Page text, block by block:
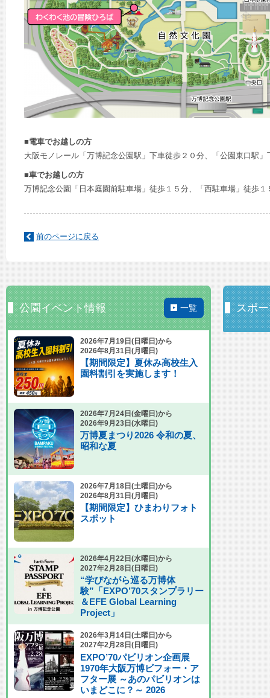
■電車でお越しの方
大阪モノレール「万博記念公園駅」下車徒歩２０分、「公園東口駅」
■車でお越しの方
万博記念公園「日本庭園前駐車場」徒歩１５分、「西駐車場」徒歩
前のページに戻る
公園イベント情報 一覧
2026年7月19日(日曜日)から
2026年8月31日(月曜日)
【期間限定】夏休み高校生入
園料割引を実施します！
2026年7月24日(金曜日)から
2026年9月23日(水曜日)
万博夏まつり2026 令和の夏、
昭和な夏
2026年7月18日(土曜日)から
2026年8月31日(月曜日)
【期間限定】ひまわりフォト
スポット
2026年4月22日(水曜日)から
2027年2月28日(日曜日)
“学びながら巡る万博体
験”「EXPO’70スタンプラリー
＆EFE Global Learning
Project」
2026年3月14日(土曜日)から
2027年2月28日(日曜日)
EXPO’70パビリオン企画展
1970年大阪万博ビフォー・ア
フター展 ～あのパビリオンは
いまどこに？～ 2026
スポ